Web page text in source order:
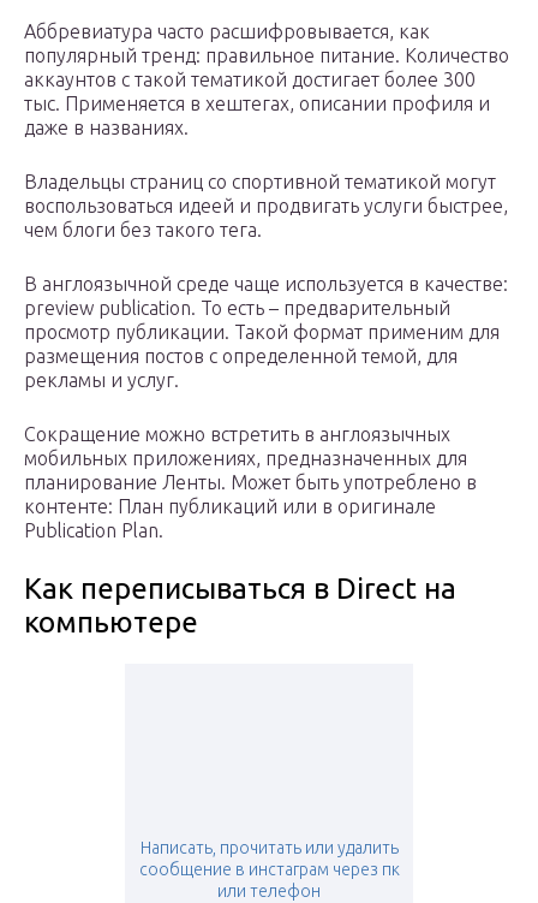
Аббревиатура часто расшифровывается, как
популярный тренд: правильное питание. Количество
аккаунтов с такой тематикой достигает более 300
тыс. Применяется в хештегах, описании профиля и
даже в названиях.
Владельцы страниц со спортивной тематикой могут
воспользоваться идеей и продвигать услуги быстрее,
чем блоги без такого тега.
В англоязычной среде чаще используется в качестве:
preview publication. То есть – предварительный
просмотр публикации. Такой формат применим для
размещения постов с определенной темой, для
рекламы и услуг.
Сокращение можно встретить в англоязычных
мобильных приложениях, предназначенных для
планирование Ленты. Может быть употреблено в
контенте: План публикаций или в оригинале
Publication Plan.
Как переписываться в Direct на
компьютере
Написать, прочитать или удалить
сообщение в инстаграм через пк
или телефон